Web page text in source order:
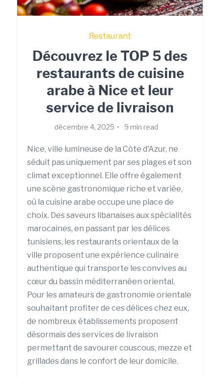
Restaurant
Découvrez le TOP 5 des
restaurants de cuisine
arabe à Nice et leur
service de livraison
décembre 4, 2025 9 min read
Nice, ville lumineuse de la Côte d'Azur, ne
séduit pas uniquement par ses plages et son
climat exceptionnel. Elle offre également
une scène gastronomique riche et variée,
où la cuisine arabe occupe une place de
choix. Des saveurs libanaises aux spécialités
marocaines, en passant par les délices
tunisiens, les restaurants orientaux de la
ville proposent une expérience culinaire
authentique qui transporte les convives au
cœur du bassin méditerranéen oriental.
Pour les amateurs de gastronomie orientale
souhaitant profiter de ces délices chez eux,
de nombreux établissements proposent
désormais des services de livraison
permettant de savourer couscous, mezze et
grillades dans le confort de leur domicile.